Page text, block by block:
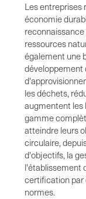
Les entreprises
économie
ressources
également une
développement
les déchets,
augmentent les
gamme
atteindre leurs
circulaire,
d'objectifs, la
l'établissement
certification par
normes.